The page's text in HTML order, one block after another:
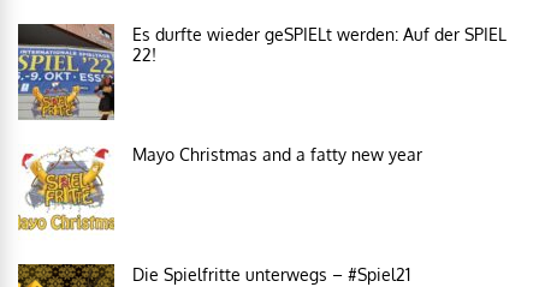
Es durfte wieder geSPIELt werden: Auf der SPIEL
22!
Mayo Christmas and a fatty new year
Die Spielfritte unterwegs – #Spiel21